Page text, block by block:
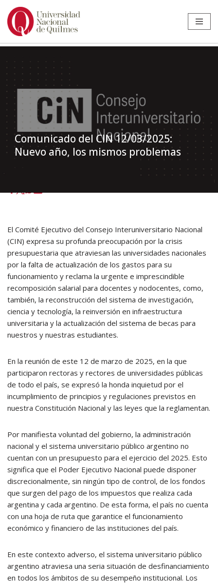
Ir
Comunicado del CIN 12/03/2025:
Nuevo año, los mismos problemas
Comunicado del CIN 12/03/2025:
El Comité Ejecutivo del Consejo Interuniversitario Nacional
(CIN) expresa su profunda preocupación por la crisis
presupuestaria que atraviesan las universidades nacionales
por la falta de actualización de los gastos para su
funcionamiento y reclama la urgente e imprescindible
recomposición salarial para docentes y nodocentes, como,
también, la reconstrucción del sistema de investigación,
ciencia y tecnología, la reinversión en infraestructura
universitaria y la actualización del sistema de becas para
nuestros y nuestras estudiantes.
En la reunión de este 12 de marzo de 2025, en la que
participaron rectoras y rectores de universidades públicas
de todo el país, se expresó la honda inquietud por el
incumplimiento de principios y regulaciones previstos en
nuestra Constitución Nacional y las leyes que la reglamentan.
Por manifiesta voluntad del gobierno, la administración
nacional y el sistema universitario público argentino no
cuentan con un presupuesto para el ejercicio del 2025. Esto
significa que el Poder Ejecutivo Nacional puede disponer
discrecionalmente, sin ningún tipo de control, de los fondos
que surgen del pago de los impuestos que realiza cada
argentina y cada argentino. De esta forma, el país no cuenta
con una hoja de ruta que garantice el funcionamiento
económico y financiero de las instituciones del país.
En este contexto adverso, el sistema universitario público
argentino atraviesa una seria situación de desfinanciamiento
en todos los ámbitos de su desempeño institucional. Los